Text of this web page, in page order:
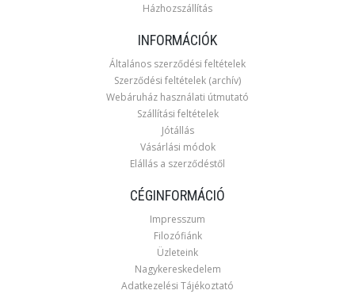
Házhozszállítás
INFORMÁCIÓK
Általános szerződési feltételek
Szerződési feltételek (archív)
Webáruház használati útmutató
Szállítási feltételek
Jótállás
Vásárlási módok
Elállás a szerződéstől
CÉGINFORMÁCIÓ
Impresszum
Filozófiánk
Üzleteink
Nagykereskedelem
Adatkezelési Tájékoztató